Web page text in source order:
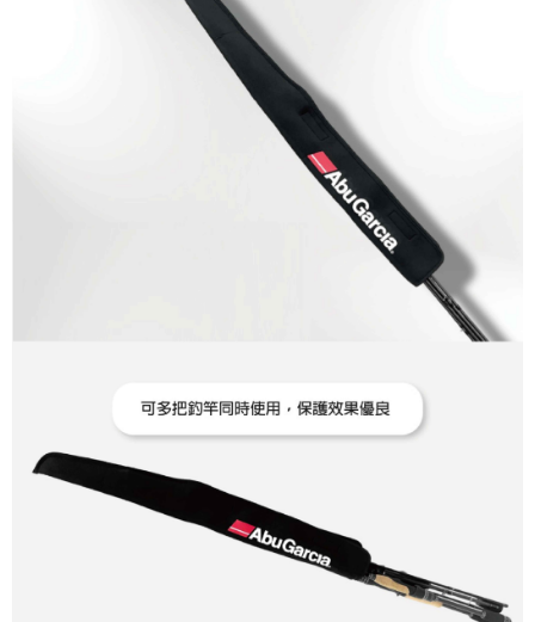
1.分期款項不併入電信帳單，「大哥付你分期」於每月結算日後寄送繳費提
2.透過簡訊連結打開帳單後，可選擇「超商條碼／台灣大直營門市／銀行轉
帳／街口支付／iPASS MONEY」等通路繳費。
1.本服務係由「台灣大哥大股份有限公司」（以下簡稱本公司）所提供，讓
用戶於交易時，得透過本服務購買商品或服務，並由商店將買賣／分期付款
買賣價金債權讓與本公司後，依約使用本公司帳單繳交帳款。
2.基於同意付款使用「大哥付你分期」之契約關係目的，商店將以您的個人
資料（包含姓名、電話或地址）提供予台灣大哥大進項蒐集、處理及利用，
由本公司與您本人進行分期帳單所需資料之確認、核對及更正。
https://oppay.tw/userRule
【「AFTEE先享後付」結帳流程】
１．於結帳方式選擇「AFTEE先享後付」後，將跳轉至「AFTEE先享後付」
結帳頁面，進行簡訊認證並確認金額後，即可完成結帳。
２．訂單成立數日內，您將收到繳費通知簡訊。
３．收到繳費通知簡訊後14天內，點擊此簡訊中的連結，可透過四大超商／
ATM／網路銀行／等多元方式進行付款，方視為交易完成。
※ 請注意：結帳手續完成當下不需立刻繳費，但若您需要取消訂單，請聯絡
購買商品的店家。未經商家同意取消之訂單仍視為有效，需透過AFTEE先享
※ 交易是否成功請以「AFTEE先享後付 」之結帳頁面顯示為準，若有關於
是否繳費成功／繳費後需取消欲退款等相關疑問，請聯繫「AFTEE先享後付
https://netprotections.freshdesk.com/support/home
１．透過由恩沛科技股份有限公司提供之「AFTEE先享後付」服務完成之交
易，需依本服務之必要範圍內提供個人資料，並將交易相關給付款項請求債
https://aftee.tw/terms/#terms3
３．未成年的使用者請事先徵得法定代理人或監護人之同意方可使用
「AFTEE先享後付」，若未經同意申辦者引起之損失，本公司不負相關責
任。
４．使用「AFTEE先享後付」時，將依據個別帳號之用戶狀況，依本公司即
時審查核予不同之上限額度；若仍有額度不足之情形，本公司將視審查結果
５．嚴禁一人註冊多個帳號或使用他人資訊註冊。若發現惡意使用之情形，
恩沛科技股份有限公司將有權停止該用戶之使用額度並採取法律行動。
每筆NT$60，滿NT$1,200(含以上)免運費
每筆NT$60，滿NT$1,200(含以上)免運費
每筆NT$200，滿NT$2,000(含以上)免運費
貨到付款（門市自取請勿下單，請聯繫客服）
每筆NT$200，滿NT$3,000(含以上)免運費
國家/地區配送(**下單前請私訊客服確認實際運費(運費另